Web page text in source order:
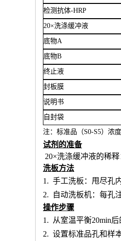
检测抗体-HRP
20×洗涤缓冲液
底物A
底物B
终止液
封板膜
说明书
自封袋
注：标准品（S0-S5）浓度
试剂的准备
20×洗涤缓冲液的稀
洗板方法
1. 手工洗板：甩尽孔
2.
自动洗板机：每孔
操作步骤
1.
从室温平衡20min
2. 设置标准品孔和样